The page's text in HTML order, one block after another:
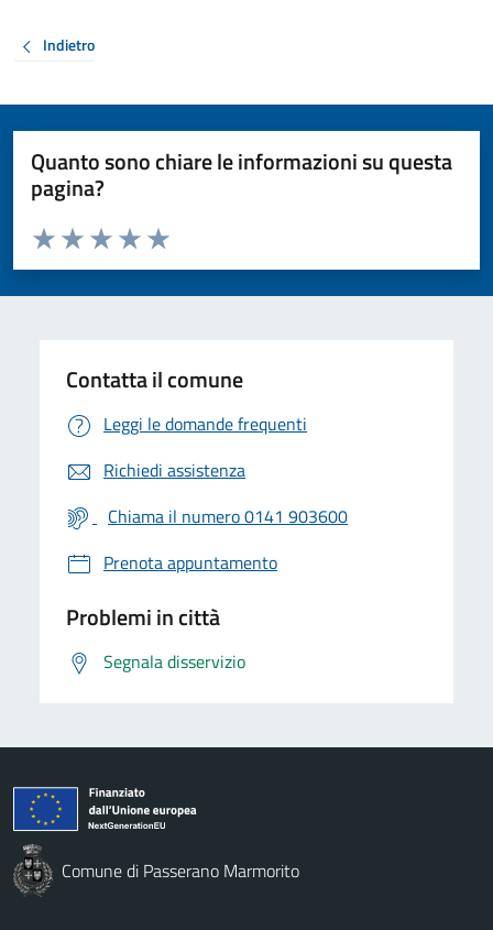
Indietro
Quanto sono chiare le informazioni su questa
pagina?
Valuta da 1 a 5 stelle la pagina
Valuta 5 stelle su 5
Valuta 4 stelle su 5
Valuta 3 stelle su 5
Valuta 2 stelle su 5
Valuta 1 stelle su 5
Contatta il comune
Leggi le domande frequenti
Richiedi assistenza
Chiama il numero 0141 903600
Prenota appuntamento
Problemi in città
Segnala disservizio
Comune di Passerano Marmorito